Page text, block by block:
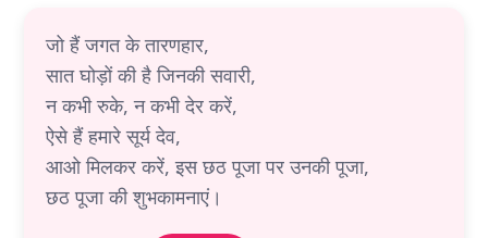
जो हैं जगत के तारणहार,
सात घोड़ों की है जिनकी सवारी,
न कभी रुके, न कभी देर करें,
ऐसे हैं हमारे सूर्य देव,
आओ मिलकर करें, इस छठ पूजा पर उनकी पूजा,
छठ पूजा की शुभकामनाएं।